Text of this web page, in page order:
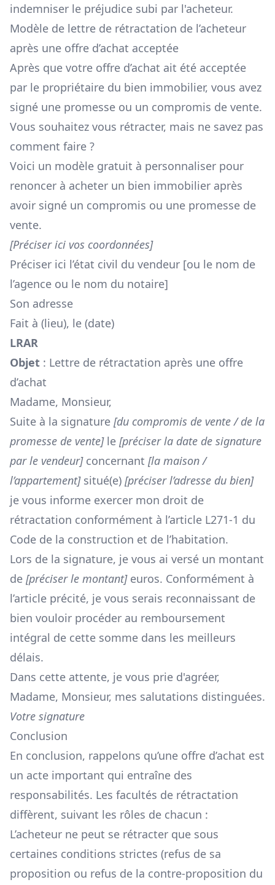
indemniser le préjudice subi par l'acheteur.
Modèle de lettre de rétractation de l’acheteur
après une offre d’achat acceptée
Après que votre offre d’achat ait été acceptée
par le propriétaire du bien immobilier, vous avez
signé une promesse ou un compromis de vente.
Vous souhaitez vous rétracter, mais ne savez pas
comment faire ?
Voici un modèle gratuit à personnaliser pour
renoncer à acheter un bien immobilier après
avoir signé un compromis ou une promesse de
vente.
[Préciser ici vos coordonnées]
Préciser ici l’état civil du vendeur [ou le nom de
l’agence ou le nom du notaire]
Son adresse
Fait à (lieu), le (date)
LRAR
Objet : Lettre de rétractation après une offre
d’achat
Madame, Monsieur,
Suite à la signature [du compromis de vente / de la
promesse de vente]le [préciser la date de signature
par le vendeur]concernant [la maison /
l’appartement]situé(e) [préciser l’adresse du bien]
je vous informe exercer mon droit de
rétractation conformément à l’article L271-1 du
Code de la construction et de l’habitation.
Lors de la signature, je vous ai versé un montant
de [préciser le montant]euros. Conformément à
l’article précité, je vous serais reconnaissant de
bien vouloir procéder au remboursement
intégral de cette somme dans les meilleurs
délais.
Dans cette attente, je vous prie d'agréer,
Madame, Monsieur, mes salutations distinguées.
Votre signature
Conclusion
En conclusion, rappelons qu’une offre d’achat est
un acte important qui entraîne des
responsabilités. Les facultés de rétractation
diffèrent, suivant les rôles de chacun :
L’acheteur ne peut se rétracter que sous
certaines conditions strictes (refus de sa
proposition ou refus de la contre-proposition du